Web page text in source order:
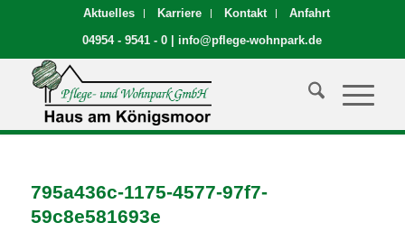
Aktuelles Karriere Kontakt
Anfahrt
04954 - 9541 - 0
info@pflege-wohnpark.de
795a436c-1175-4577-97f7-
59c8e581693e